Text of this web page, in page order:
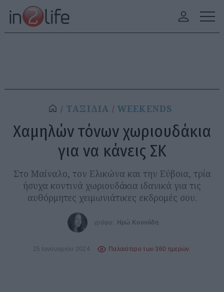
ΤΑΞΙΔΙΑ WEEKENDS
Χαμηλών τόνων χωριουδάκια
για να κάνεις ΣΚ
Στο Μαίναλο, τον Ελικώνα και την Εύβοια, τρία
ήσυχα κοντινά χωριουδάκια ιδανικά για τις
αυθόρμητες χειμωνιάτικες εκδρομές σου.
γράφει: Ηρώ Κουνάδη
25 Ιανουαρίου 2024 Παλαιότερο των 360 ημερών